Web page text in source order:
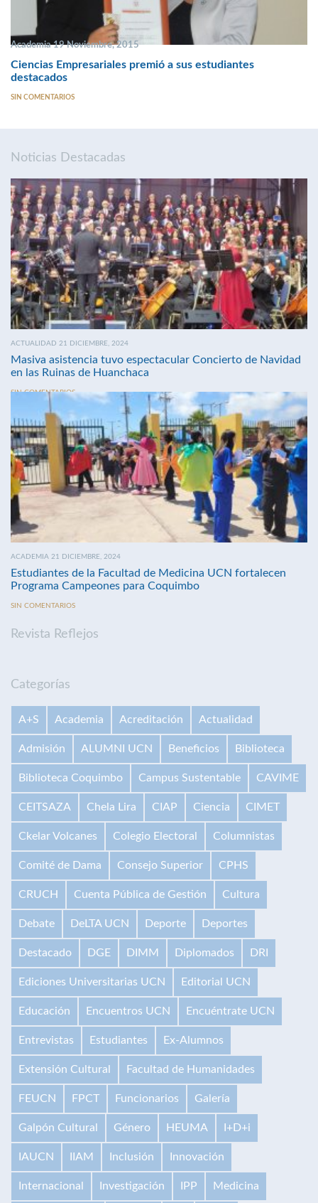
Academia 19 Noviembre, 2015
Ciencias Empresariales premió a sus estudiantes
destacados
SIN COMENTARIOS
Noticias Destacadas
ACTUALIDAD 21 DICIEMBRE, 2024
Masiva asistencia tuvo espectacular Concierto de Navidad
en las Ruinas de Huanchaca
SIN COMENTARIOS
ACADEMIA 21 DICIEMBRE, 2024
Estudiantes de la Facultad de Medicina UCN fortalecen
Programa Campeones para Coquimbo
SIN COMENTARIOS
Revista Reflejos
Categorías
A+S Academia Acreditación Actualidad
Admisión ALUMNI UCN Beneficios Biblioteca
Biblioteca Coquimbo Campus Sustentable CAVIME
CEITSAZA Chela Lira CIAP Ciencia CIMET
Ckelar Volcanes Colegio Electoral Columnistas
Comité de Dama Consejo Superior CPHS
CRUCH Cuenta Pública de Gestión Cultura
Debate DeLTA UCN Deporte Deportes
Destacado DGE DIMM Diplomados DRI
Ediciones Universitarias UCN Editorial UCN
Educación Encuentros UCN Encuéntrate UCN
Entrevistas Estudiantes Ex-Alumnos
Extensión Cultural Facultad de Humanidades
FEUCN FPCT Funcionarios Galería
Galpón Cultural Género HEUMA I+D+i
IAUCN IIAM Inclusión Innovación
Internacional Investigación IPP Medicina